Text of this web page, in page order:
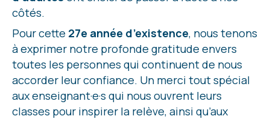
côtés.
Pour cette 27e année d’existence, nous tenons
à exprimer notre profonde gratitude envers
toutes les personnes qui continuent de nous
accorder leur confiance. Un merci tout spécial
aux enseignant·e·s qui nous ouvrent leurs
classes pour inspirer la relève, ainsi qu’aux